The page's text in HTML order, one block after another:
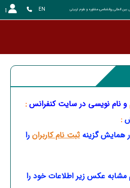
بین المللی روانشناسی،مشاوره و علوم تربیتی EN
و نام نویسی در سایت کنفرانس:
:
همایش گزینه ثبت نام کاربران را
عکس زیر اطلاعات خود را